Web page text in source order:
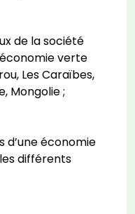
de la société
verte
Les Caraïbes,
Mongolie ;
d’une économie
différents